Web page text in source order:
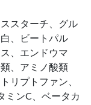
スターチ、グル
、ビートパル
、エンドウマ
、アミノ酸類
リプトファン、
ミンC、ベータカ